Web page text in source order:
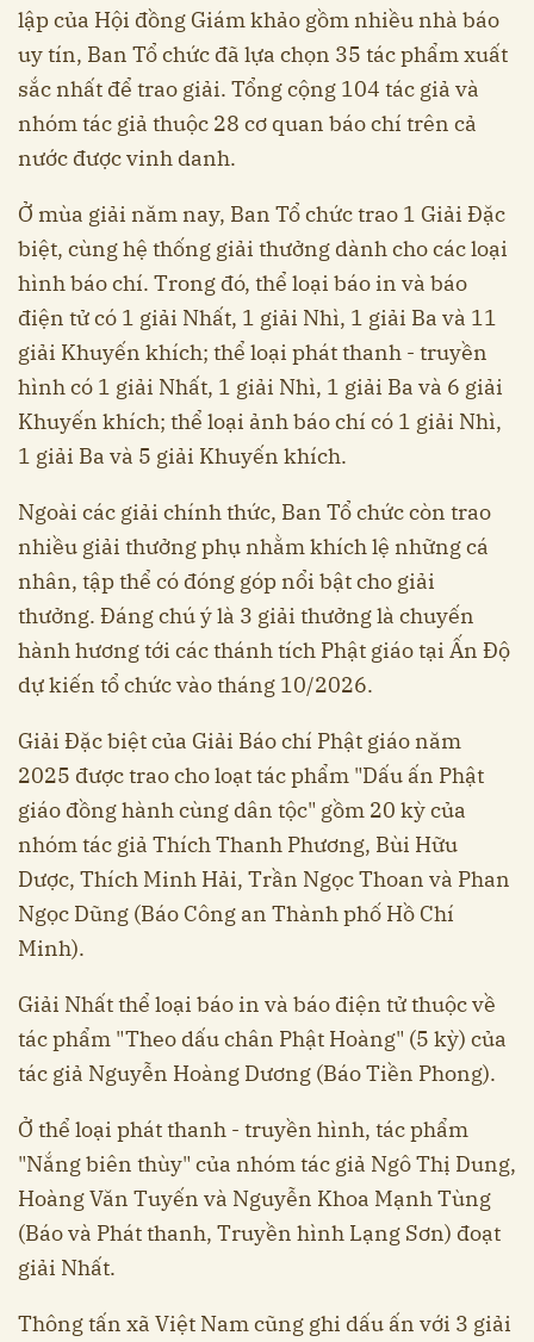
lập của Hội đồng Giám khảo gồm nhiều nhà báo
uy tín, Ban Tổ chức đã lựa chọn 35 tác phẩm xuất
sắc nhất để trao giải. Tổng cộng 104 tác giả và
nhóm tác giả thuộc 28 cơ quan báo chí trên cả
nước được vinh danh.
Ở mùa giải năm nay, Ban Tổ chức trao 1 Giải Đặc
biệt, cùng hệ thống giải thưởng dành cho các loại
hình báo chí. Trong đó, thể loại báo in và báo
điện tử có 1 giải Nhất, 1 giải Nhì, 1 giải Ba và 11
giải Khuyến khích; thể loại phát thanh - truyền
hình có 1 giải Nhất, 1 giải Nhì, 1 giải Ba và 6 giải
Khuyến khích; thể loại ảnh báo chí có 1 giải Nhì,
1 giải Ba và 5 giải Khuyến khích.
Ngoài các giải chính thức, Ban Tổ chức còn trao
nhiều giải thưởng phụ nhằm khích lệ những cá
nhân, tập thể có đóng góp nổi bật cho giải
thưởng. Đáng chú ý là 3 giải thưởng là chuyến
hành hương tới các thánh tích Phật giáo tại Ấn Độ
dự kiến tổ chức vào tháng 10/2026.
Giải Đặc biệt của Giải Báo chí Phật giáo năm
2025 được trao cho loạt tác phẩm "Dấu ấn Phật
giáo đồng hành cùng dân tộc" gồm 20 kỳ của
nhóm tác giả Thích Thanh Phương, Bùi Hữu
Dược, Thích Minh Hải, Trần Ngọc Thoan và Phan
Ngọc Dũng (Báo Công an Thành phố Hồ Chí
Minh).
Giải Nhất thể loại báo in và báo điện tử thuộc về
tác phẩm "Theo dấu chân Phật Hoàng" (5 kỳ) của
tác giả Nguyễn Hoàng Dương (Báo Tiền Phong).
Ở thể loại phát thanh - truyền hình, tác phẩm
"Nắng biên thùy" của nhóm tác giả Ngô Thị Dung,
Hoàng Văn Tuyến và Nguyễn Khoa Mạnh Tùng
(Báo và Phát thanh, Truyền hình Lạng Sơn) đoạt
giải Nhất.
Thông tấn xã Việt Nam cũng ghi dấu ấn với 3 giải